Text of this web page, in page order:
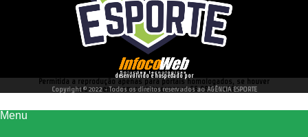
desenvolvido e hospedado por
Permitida a reprodução apenas para portais homologados, se houver
interesse entre em contato conosco 66 99977 4262
Copyright © 2022 - Todos os direitos reservados ao AGÊNCIA ESPORTE
Menu